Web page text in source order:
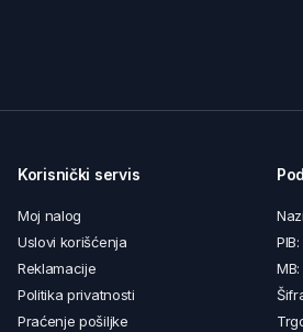
Korisnički servis
Moj nalog
Uslovi korišćenja
Reklamacije
Politika privatnosti
Praćenje pošiljke